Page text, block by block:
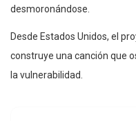
desmoronándose.
Desde Estados Unidos, el
construye una canción que
la vulnerabilidad.